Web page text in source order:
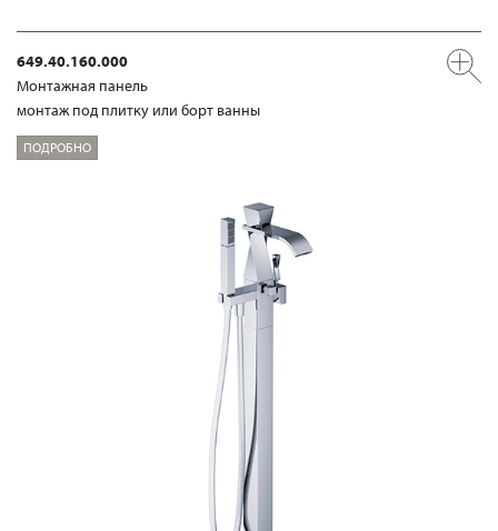
649.40.160.000
Mонтажная панель
монтаж под плитку или борт ванны
ПОДРОБНО